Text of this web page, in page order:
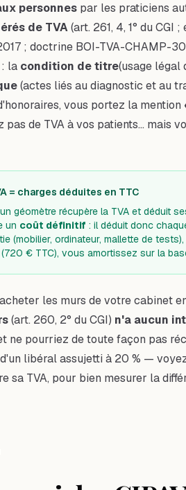
personnes par les praticiens
de TVA(art. 261, 4, 1° du CGI
; doctrine BOI-TVA-CHAMP-
la condition de titre(usage légal
(actes liés au diagnostic et au
vous portez la mention
pas de TVA à vos patients… mais
= charges déduites en TTC
géomètre récupère la TVA et déduit
un coût définitif : il déduit donc
(mobilier, ordinateur, mallette de tests),
€ TTC), vous amortissez sur la
les murs de votre cabinet
(art. 260, 2° du CGI) n'a aucun
ne pourriez de toute façon pas
libéral assujetti à 20 % —
sa TVA, pour bien mesurer la